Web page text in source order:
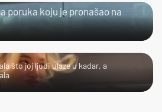
poruka koju je pronašao na
što joj ljudi ulaze u kadar, a